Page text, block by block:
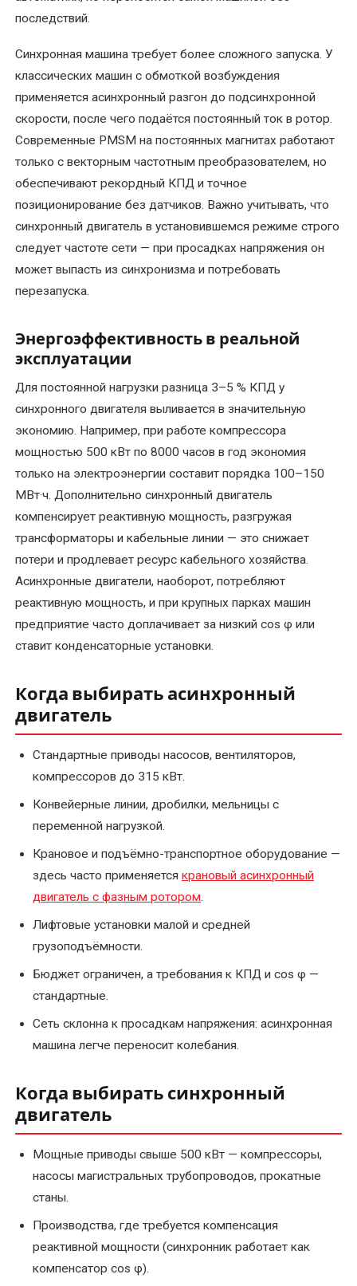
Ремонт
электродвигателей
Ремонт
лифтовых
электродвигателей
импортных)
Ремонт
насосов
гном
электродвигателей
Ремонт
сварочных
трансформаторов
сварочного
оборудования
Ремонт
трансформаторной
подстанции
Ремонт
двигателей
Срочный
ремонт
Текущий
ремонт
электродвигателей
Техническое
обслуживание
последствий.
Синхронная машина требует более сложного запуска. У
классических машин с обмоткой возбуждения
применяется асинхронный разгон до подсинхронной
скорости, после чего подаётся постоянный ток в ротор.
Современные PMSM на постоянных магнитах работают
только с векторным частотным преобразователем, но
обеспечивают рекордный КПД и точное
позиционирование без датчиков. Важно учитывать, что
синхронный двигатель в установившемся режиме строго
следует частоте сети — при просадках напряжения он
может выпасть из синхронизма и потребовать
перезапуска.
Энергоэффективность в реальной
эксплуатации
Для постоянной нагрузки разница 3–5 % КПД у
синхронного двигателя выливается в значительную
экономию. Например, при работе компрессора
мощностью 500 кВт по 8000 часов в год экономия
только на электроэнергии составит порядка 100–150
МВт·ч. Дополнительно синхронный двигатель
компенсирует реактивную мощность, разгружая
трансформаторы и кабельные линии — это снижает
потери и продлевает ресурс кабельного хозяйства.
Асинхронные двигатели, наоборот, потребляют
реактивную мощность, и при крупных парках машин
предприятие часто доплачивает за низкий cos φ или
ставит конденсаторные установки.
Когда выбирать асинхронный
двигатель
Стандартные приводы насосов, вентиляторов,
компрессоров до 315 кВт.
Конвейерные линии, дробилки, мельницы с
переменной нагрузкой.
Крановое и подъёмно-транспортное оборудование —
здесь часто применяется крановый асинхронный
двигатель с фазным ротором.
Лифтовые установки малой и средней
грузоподъёмности.
Бюджет ограничен, а требования к КПД и cos φ —
стандартные.
Сеть склонна к просадкам напряжения: асинхронная
машина легче переносит колебания.
Когда выбирать синхронный
двигатель
Мощные приводы свыше 500 кВт — компрессоры,
насосы магистральных трубопроводов, прокатные
станы.
Производства, где требуется компенсация
реактивной мощности (синхронник работает как
компенсатор cos φ).